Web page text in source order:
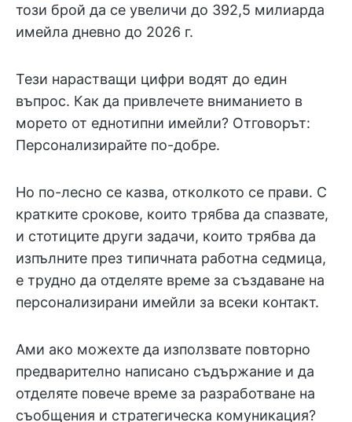
този брой да се увеличи до 392,5 милиарда
имейла дневно до 2026 г.
Тези нарастващи цифри водят до един
въпрос. Как да привлечете вниманието в
морето от еднотипни имейли? Отговорът:
Персонализирайте по-добре.
Но по-лесно се казва, отколкото се прави. С
кратките срокове, които трябва да спазвате,
и стотиците други задачи, които трябва да
изпълните през типичната работна седмица,
е трудно да отделяте време за създаване на
персонализирани имейли за всеки контакт.
Ами ако можехте да използвате повторно
предварително написано съдържание и да
отделяте повече време за разработване на
съобщения и стратегическа комуникация?